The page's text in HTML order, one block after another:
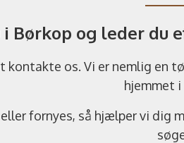
i Børkop og leder du
kontakte os. Vi er nemlig
hjemmet i
fornyes, så hjælper vi dig